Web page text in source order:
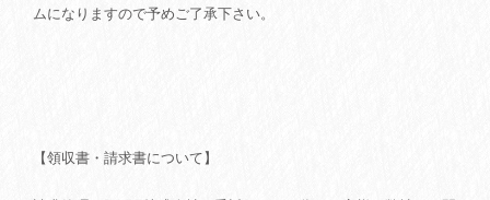
ムになりますので予めご了承下さい。
【領収書・請求書について】